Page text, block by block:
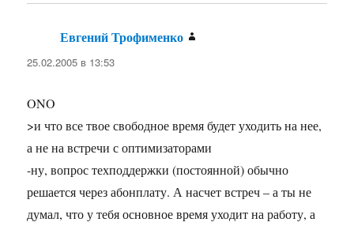
Евгений Трофименко
25.02.2005 в 13:53
ONO
>и что все твое свободное время будет уходить на нее,
а не на встречи с оптимизаторами
-ну, вопрос техподдержки (постоянной) обычно
решается через абонплату. А насчет встреч – а ты не
думал, что у тебя основное время уходит на работу, а